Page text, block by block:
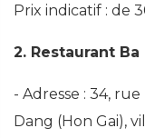
Prix ​​indicatif : de
2. Restaurant Ba
- Adresse : 34,
Dang (Hon Gai),